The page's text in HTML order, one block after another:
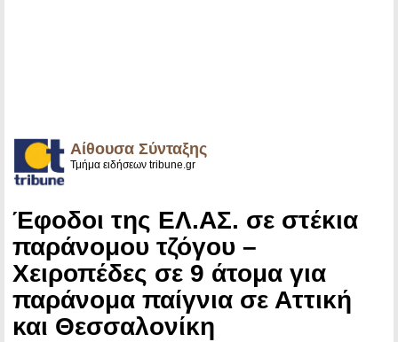
Αίθουσα Σύνταξης
Τμήμα ειδήσεων tribune.gr
Έφοδοι της ΕΛ.ΑΣ. σε στέκια
παράνομου τζόγου –
Χειροπέδες σε 9 άτομα για
παράνομα παίγνια σε Αττική
και Θεσσαλονίκη